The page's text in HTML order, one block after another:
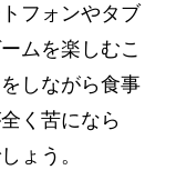
フォンやタブ
ムを楽しむこ
しながら食事
く苦になら
ょう。